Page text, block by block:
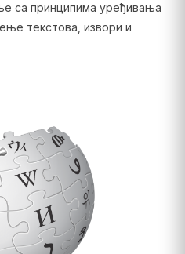
са принципима уређивања
текстова, извори и